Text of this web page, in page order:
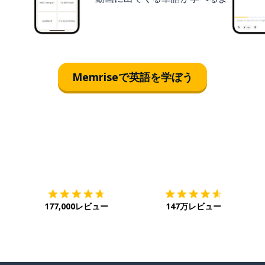
Memriseで英語を学ぼう
177,000レビュー 147万レビュー